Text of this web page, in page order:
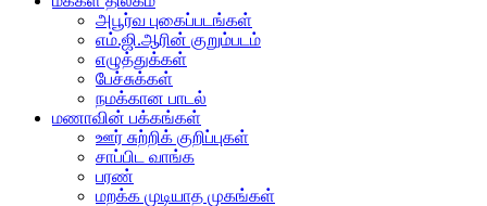
அபூர்வ புகைப்படங்கள்
எம்.ஜி.ஆரின் குறும்படம்
எழுத்துக்கள்
பேச்சுக்கள்
நமக்கான பாடல்
மணாவின் பக்கங்கள்
ஊர் சுற்றிக் குறிப்புகள்
சாப்பிட வாங்க
பரண்
மறக்க முடியாத முகங்கள்